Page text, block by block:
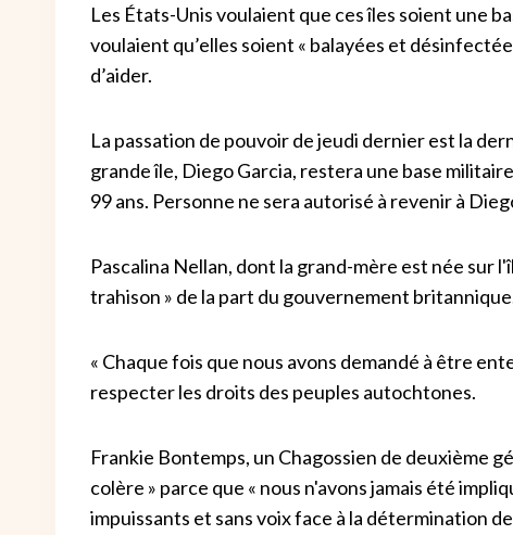
Les États-Unis voulaient que ces îles soient une
voulaient qu’elles soient « balayées et
d’aider.
La passation de pouvoir de jeudi dernier est la
grande île, Diego Garcia, restera une base
99 ans. Personne ne sera autorisé à revenir à
Pascalina Nellan, dont la grand-mère est née sur
trahison » de la part du gouvernement
« Chaque fois que nous avons demandé à être
respecter les droits des peuples autochtones.
Frankie Bontemps, un Chagossien de deuxième
colère » parce que « nous n'avons jamais été
impuissants et sans voix face à la détermination